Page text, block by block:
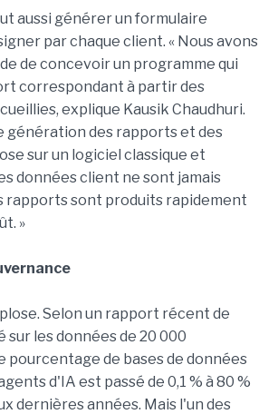
aussi générer un formulaire
par chaque client. « Nous avons
de concevoir un programme qui
correspondant à partir des
explique Kausik Chaudhuri.
génération des rapports et des
sur un logiciel classique et
données client ne sont jamais
rapports sont produits rapidement
»
Selon un rapport récent de
sur les données de 20 000
pourcentage de bases de données
d'IA est passé de 0,1 % à 80 %
dernières années. Mais l'un des